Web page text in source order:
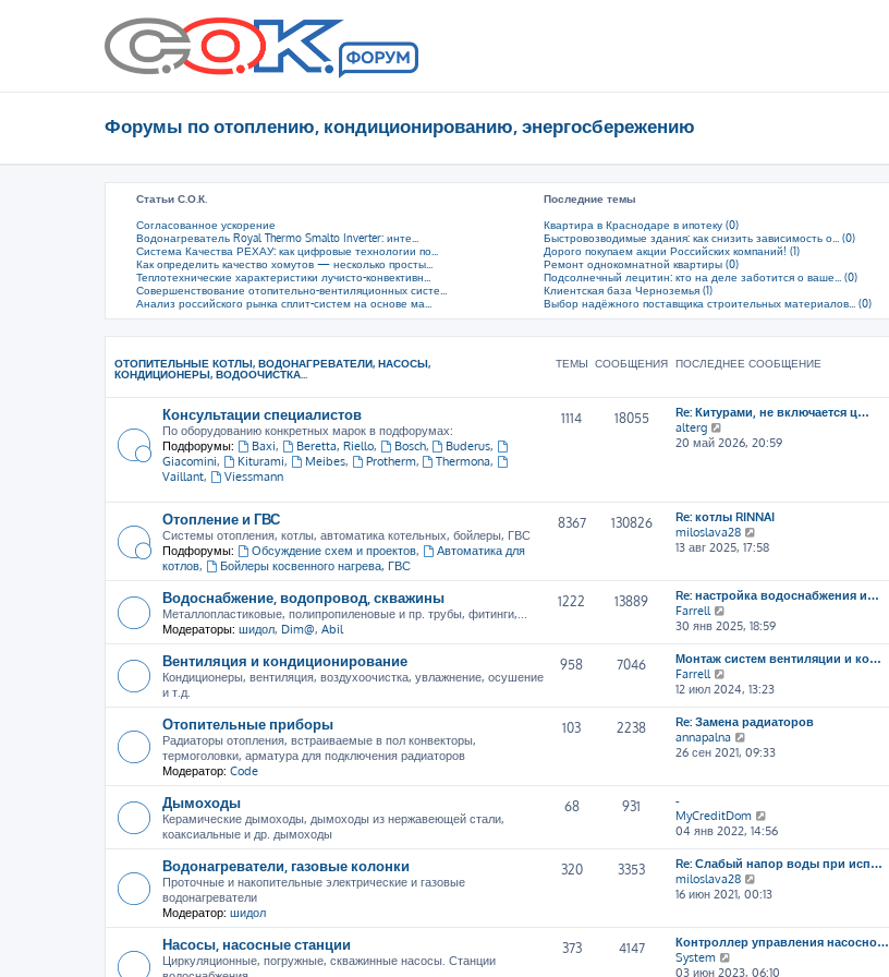
Форумы по отоплению, кондиционированию, энергосбережению
Статьи С.О.К.
Согласованное ускорение
Водонагреватель Royal Thermo Smalto Inverter: инте...
Система Качества РЕХАУ: как цифровые технологии по...
Как определить качество хомутов — несколько просты...
Теплотехнические характеристики лучисто-конвективн...
Совершенствование отопительно-вентиляционных систе...
Анализ российского рынка сплит-систем на основе ма...
Последние темы
Квартира в Краснодаре в ипотеку (0)
Быстровозводимые здания: как снизить зависимость о... (0)
Дорого покупаем акции Российских компаний! (1)
Ремонт однокомнатной квартиры (0)
Подсолнечный лецитин: кто на деле заботится о ваше... (0)
Клиентская база Черноземья (1)
Выбор надёжного поставщика строительных материалов... (0)
ОТОПИТЕЛЬНЫЕ КОТЛЫ, ВОДОНАГРЕВАТЕЛИ, НАСОСЫ,
КОНДИЦИОНЕРЫ, ВОДООЧИСТКА...
ТЕМЫ СООБЩЕНИЯ ПОСЛЕДНЕЕ СООБЩЕНИЕ
Консультации специалистов
По оборудованию конкретных марок в подфорумах:
Подфорумы:
Baxi, Beretta, Riello, Bosch, Buderus,
Giacomini, Kiturami, Meibes, Protherm, Thermona,
Vaillant, Viessmann
1114 18055
Re: Китурами, не включается ц…
alterg
е
т
и
к
п
с
л
е
д
н
е
м
у
о
о
б
и
ю
20 май 2026, 20:59
Отопление и ГВС
Системы отопления, котлы, автоматика котельных, бойлеры, ГВС
Подфорумы:
Обсуждение схем и проектов,
Автоматика для
котлов, Бойлеры косвенного нагрева, ГВС
8367 130826
Re: котлы RINNAI
miloslava28
е
е
й
и
п
с
д
н
е
у
о
о
б
щ
н
ю
13 авг 2025, 17:58
Водоснабжение, водопровод, скважины
Металлопластиковые, полипропиленовые и пр. трубы, фитинги,...
Модераторы: шидол, Dim@, Abil
1222 13889
Re: настройка водоснабжения и…
Farrell
е
р
е
т
к
п
о
д
н
е
м
у
с
о
б
щ
е
30 янв 2025, 18:59
Вентиляция и кондиционирование
Кондиционеры, вентиляция, воздухоочистка, увлажнение, осушение
и т.д.
958 7046
Монтаж систем вентиляции и ко…
Farrell
е
р
е
й
т
о
с
д
н
е
у
с
о
12 июл 2024, 13:23
Отопительные приборы
Радиаторы отопления, встраиваемые в пол конвекторы,
термоголовки, арматура для подключения радиаторов
Модератор: Code
103 2238
Re: Замена радиаторов
annapalna
е
е
т
и
п
о
с
н
е
26 сен 2021, 09:33
Дымоходы
Керамические дымоходы, дымоходы из нержавеющей стали,
коаксиальные и др. дымоходы
68 931
-
MyCreditDom
е
р
е
т
п
о
с
04 янв 2022, 14:56
Водонагреватели, газовые колонки
Проточные и накопительные электрические и газовые
водонагреватели
Модератор: шидол
320 3353
Re: Слабый напор воды при исп…
miloslava28
е
е
й
и
16 июн 2021, 00:13
Насосы, насосные станции
Циркуляционные, погружные, скважинные насосы. Станции
373 4147
Контроллер управления насосно…
System
е
03 июн 2023, 06:10